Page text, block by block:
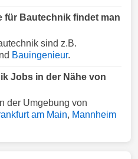
für Bautechnik findet man
sind z.B.
Bauingenieur.
Jobs in der Nähe von
der Umgebung von
am Main, Mannheim